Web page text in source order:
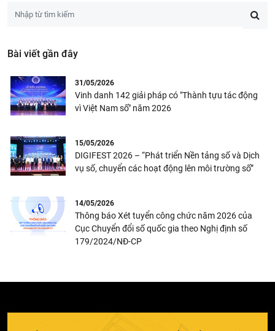
Bài viết gần đây
31/05/2026
Vinh danh 142 giải pháp có "Thành tựu tác động
vì Việt Nam số" năm 2026
15/05/2026
DIGIFEST 2026 – “Phát triển Nền tảng số và Dịch
vụ số, chuyển các hoạt động lên môi trường số”
14/05/2026
Thông báo Xét tuyển công chức năm 2026 của
Cục Chuyển đổi số quốc gia theo Nghị định số
179/2024/NĐ-CP